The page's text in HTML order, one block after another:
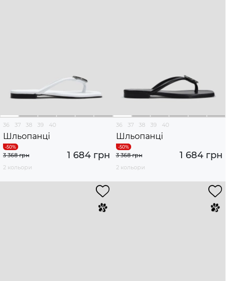
36 37 38 39 40
Шльопанці
1 684 грн
3 368 грн
2 кольори
36 37 38 39 40
Шльопанці
1 684 грн
3 368 грн
2 кольори